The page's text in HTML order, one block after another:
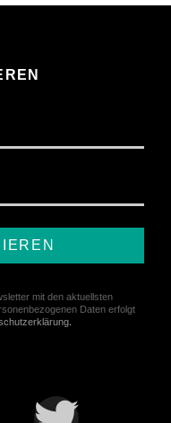
mit den aktuellsten
Daten erfolgt